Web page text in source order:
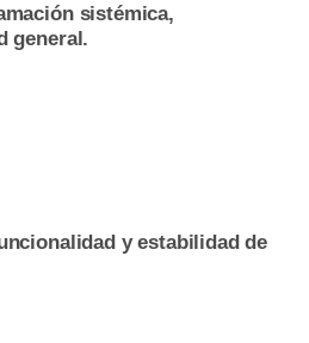
sistémica,
general.
y estabilidad de